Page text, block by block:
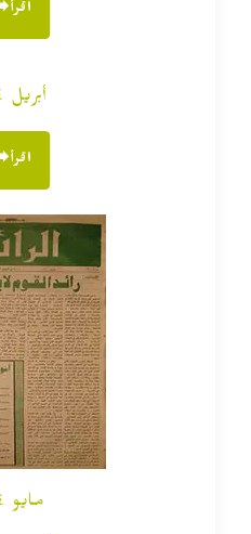
اقرأ
أبريل ١٩٩٤
اقرأ
مايو ١٩٩٤